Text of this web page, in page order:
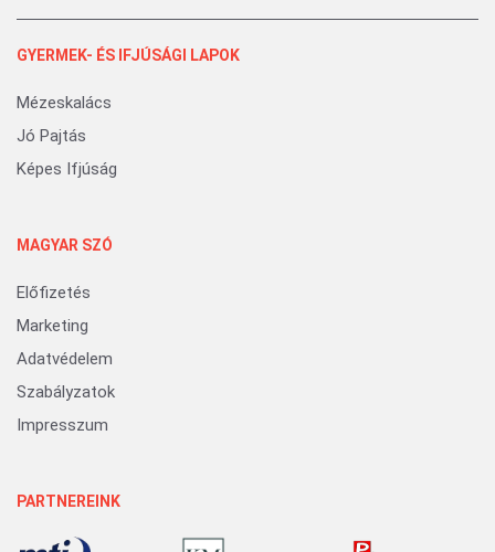
GYERMEK- ÉS IFJÚSÁGI LAPOK
Mézeskalács
Jó Pajtás
Képes Ifjúság
MAGYAR SZÓ
Előfizetés
Marketing
Adatvédelem
Szabályzatok
Impresszum
PARTNEREINK